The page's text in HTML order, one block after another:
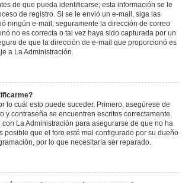
de que pueda identificarse; esta información se le
de registro. Si se le envió un e-mail, siga las
ningún e-mail, seguramente la dirección de correo
no es correcta o tal vez haya sido capturada por un
de que la dirección de e-mail que proporcionó es
a La Administración.
lo cuál esto puede suceder. Primero, asegúrese de
y contraseña se encuentren escritos correctamente.
La Administración para asegurarse de que no ha
posible que el foro esté mal configurado por su dueño
por lo que necesitaría ser reparado.